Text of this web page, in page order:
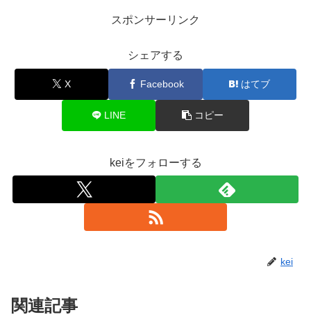
スポンサーリンク
シェアする
X Facebook はてブ
LINE コピー
keiをフォローする
kei
関連記事